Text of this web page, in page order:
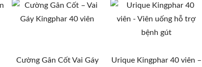
Cường Gân Cốt Vai Gáy
Urique Kingphar 40 viên –